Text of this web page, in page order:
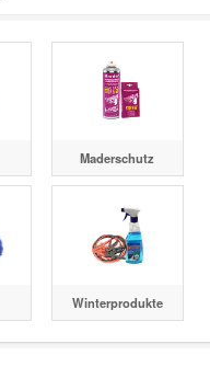
Maderschutz
Winterprodukte